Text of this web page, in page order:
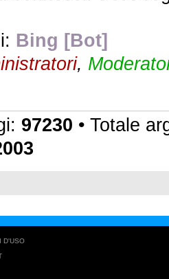
Bing [Bot]
,
97230 • Totale
D'USO